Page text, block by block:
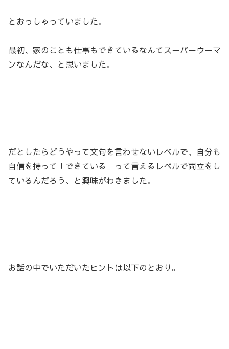
とおっしゃっていました。
最初、家のことも仕事もできているなんてスーパーウーマ
ンなんだな、と思いました。
だとしたらどうやって文句を言わせないレベルで、自分も
自信を持って「できている」って言えるレベルで両立をし
ているんだろう、と興味がわきました。
お話の中でいただいたヒントは以下のとおり。